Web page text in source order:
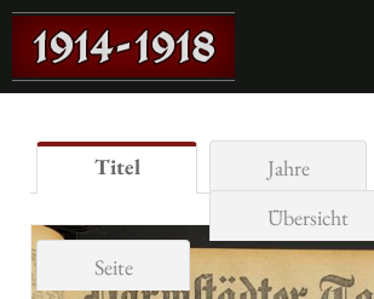
Titel
Jahre
Übersicht
Seite